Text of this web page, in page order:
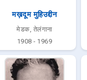
मख़दूम मुहिउद्दीन
मेडक, तेलंगाना
1908 - 1969